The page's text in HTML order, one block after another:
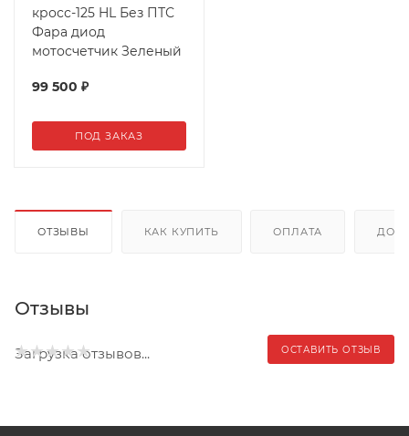
кросс-125 HL Без ПТС
Фара диод
мотосчетчик Зеленый
99 500 ₽
ПОД ЗАКАЗ
ОТЗЫВЫ КАК КУПИТЬ ОПЛАТА
Отзывы
ОСТАВИТЬ ОТЗЫВ
Загрузка отзывов...